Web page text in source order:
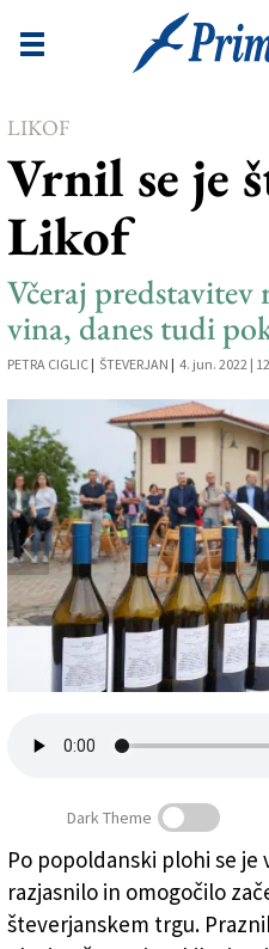
Novice
Goriška
Kultura
Šport
Še
Vreme
Uredništvo
Oglasi
Založnik
Zadruga PD
Naročnine
LIKOF
Vrnil se je
Likof
Včeraj predstavitev
vina, danes tudi
PETRA CIGLIC | ŠTEVERJAN | 4. jun. 2022 |
Z odprtja števerjanskega
Dark Theme
Po popoldanski plohi se
razjasnilo in omogočilo
števerjanskem trgu.